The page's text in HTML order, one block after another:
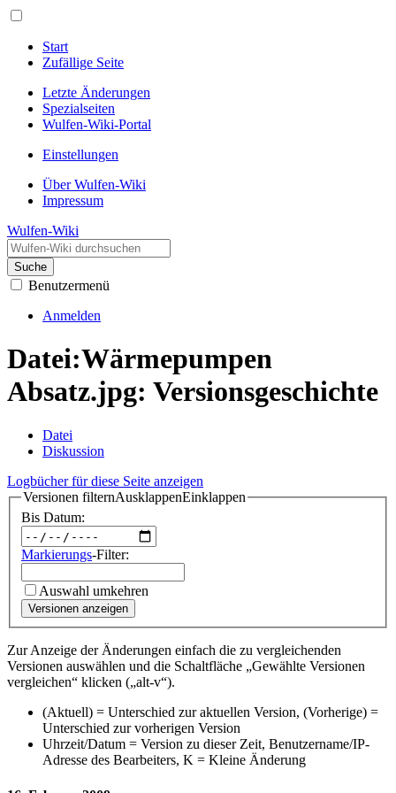
Start
Zufällige Seite
Letzte Änderungen
Spezialseiten
Wulfen-Wiki-Portal
Einstellungen
Über Wulfen-Wiki
Impressum
Wulfen-Wiki
Suche
Benutzermenü
Anmelden
Datei:Wärmepumpen
Absatz.jpg: Versionsgeschichte
Datei
Diskussion
Logbücher für diese Seite anzeigen
Versionen filternAusklappenEinklappen
Bis Datum:
Markierungs-Filter:
Auswahl umkehren
Versionen anzeigen
Zur Anzeige der Änderungen einfach die zu vergleichenden
Versionen auswählen und die Schaltfläche „Gewählte Versionen
vergleichen“ klicken („alt-v“).
(Aktuell) = Unterschied zur aktuellen Version, (Vorherige) =
Unterschied zur vorherigen Version
Uhrzeit/Datum = Version zu dieser Zeit, Benutzername/IP-
Adresse des Bearbeiters, K = Kleine Änderung